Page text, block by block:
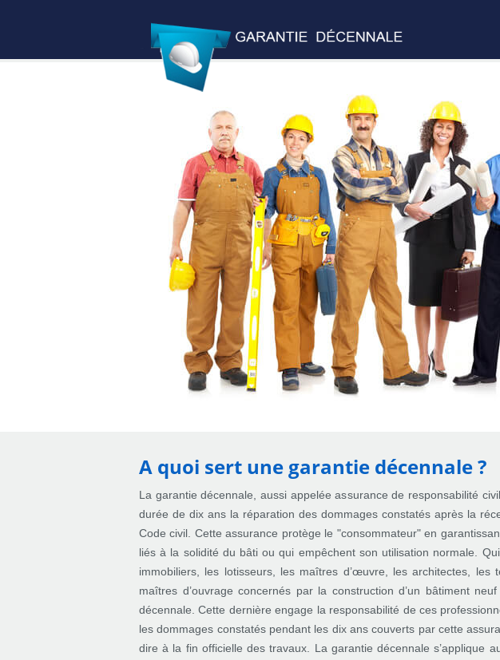
A quoi sert une garantie décennale ?
La garantie décennale, aussi appelée assurance de responsabilité
durée de dix ans la réparation des dommages constatés après la
Code civil. Cette assurance protège le "consommateur" en
liés à la solidité du bâti ou qui empêchent son utilisation normale.
immobiliers, les lotisseurs, les maîtres d’œuvre, les architectes,
maîtres d’ouvrage concernés par la construction d’un bâtiment
décennale. Cette dernière engage la responsabilité de ces
les dommages constatés pendant les dix ans couverts par cette
dire à la fin officielle des travaux. La garantie décennale s’applique